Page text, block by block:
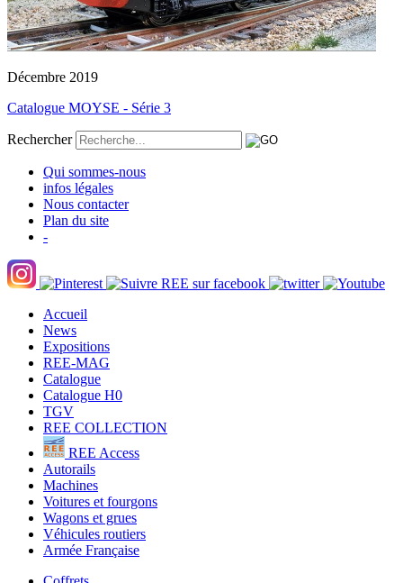
Décembre 2019
Catalogue MOYSE - Série 3
Rechercher
Qui sommes-nous
infos légales
Nous contacter
Plan du site
-
Accueil
News
Expositions
REE-MAG
Catalogue
Catalogue H0
TGV
REE COLLECTION
REE Access
Autorails
Machines
Voitures et fourgons
Wagons et grues
Véhicules routiers
Armée Française